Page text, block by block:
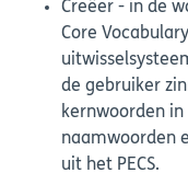
Creëer - in de
Core
de gebruiker
kernwoorden
naamwoorden
uit het PECS.